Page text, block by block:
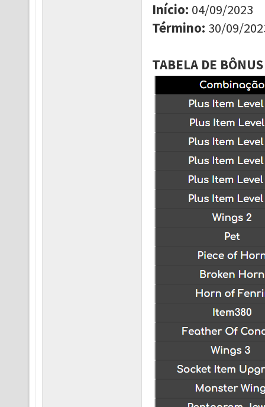
Início: 04/09/2023
Término: 30/09/
TABELA DE BÔNUS